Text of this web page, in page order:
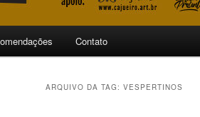
Contato
ARQUIVO DA TAG: VESPERTINOS